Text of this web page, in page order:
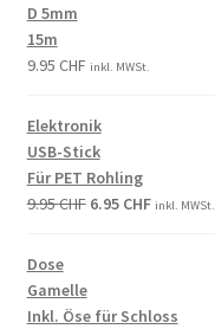
D 5mm
15m
9.95 CHF inkl. MWSt.
Elektronik
USB-Stick
Für PET Rohling
9.95CHF 6.95 CHF inkl. MWSt.
Dose
Gamelle
Inkl. Öse für Schloss